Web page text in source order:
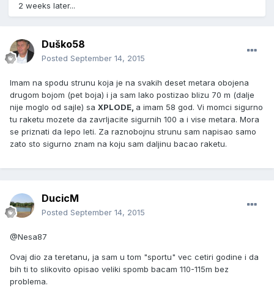
2 weeks later...
Duško58
Posted September 14, 2015
Imam na spodu strunu koja je na svakih deset metara obojena
drugom bojom (pet boja) i ja sam lako postizao blizu 70 m (dalje
nije moglo od sajle) sa XPLODE, a imam 58 god. Vi momci sigurno
tu raketu mozete da zavrljacite sigurnih 100 a i vise metara. Mora
se priznati da lepo leti. Za raznobojnu strunu sam napisao samo
zato sto sigurno znam na koju sam daljinu bacao raketu.
DucicM
Posted September 14, 2015
@Nesa87
Ovaj dio za teretanu, ja sam u tom "sportu" vec cetiri godine i da
bih ti to slikovito opisao veliki spomb bacam 110-115m bez
problema.